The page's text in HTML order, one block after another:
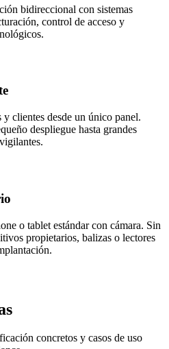
bidireccional con sistemas
control de acceso y
clientes desde un único panel.
despliegue hasta grandes
o tablet estándar con cámara. Sin
propietarios, balizas o lectores
concretos y casos de uso